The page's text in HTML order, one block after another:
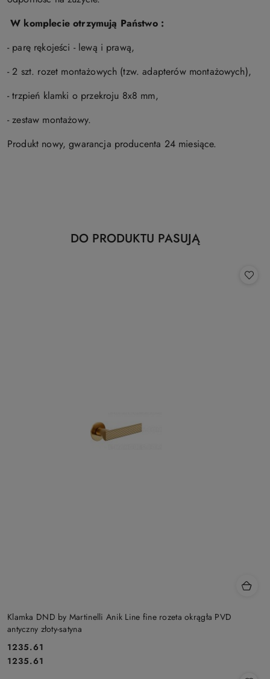
W komplecie otrzymują Państwo :
- parę rękojeści - lewą i prawą,
- 2 szt. rozet montażowych (tzw. adapterów montażowych),
- trzpień klamki o przekroju 8x8 mm,
- zestaw montażowy.
Produkt nowy, gwarancja producenta 24 miesiące.
Pomiń karuzelę produktów
Produkty
DO PRODUKTU PASUJĄ
Klamka DND by Martinelli Anik Line fine rozeta okrągła PVD
antyczny złoty-satyna
Cena:
1235.61
Cena:
1235.61